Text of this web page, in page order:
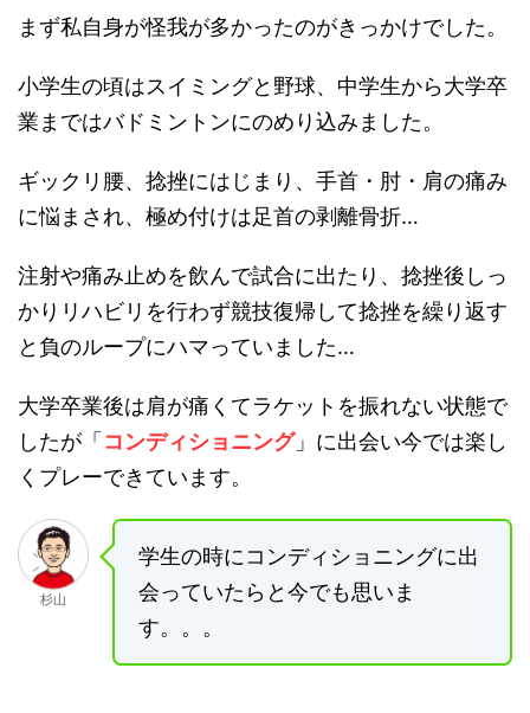
まず私自身が怪我が多かったのがきっかけでした。
小学生の頃はスイミングと野球、中学生から大学卒
業まではバドミントンにのめり込みました。
ギックリ腰、捻挫にはじまり、手首・肘・肩の痛み
に悩まされ、極め付けは足首の剥離骨折…
注射や痛み止めを飲んで試合に出たり、捻挫後しっ
かりリハビリを行わず競技復帰して捻挫を繰り返す
と負のループにハマっていました…
大学卒業後は肩が痛くてラケットを振れない状態で
したが「 コンディショニング」に出会い今では楽し
くプレーできています。
杉山
学生の時にコンディショニングに出
会っていたらと今でも思いま
す。。。